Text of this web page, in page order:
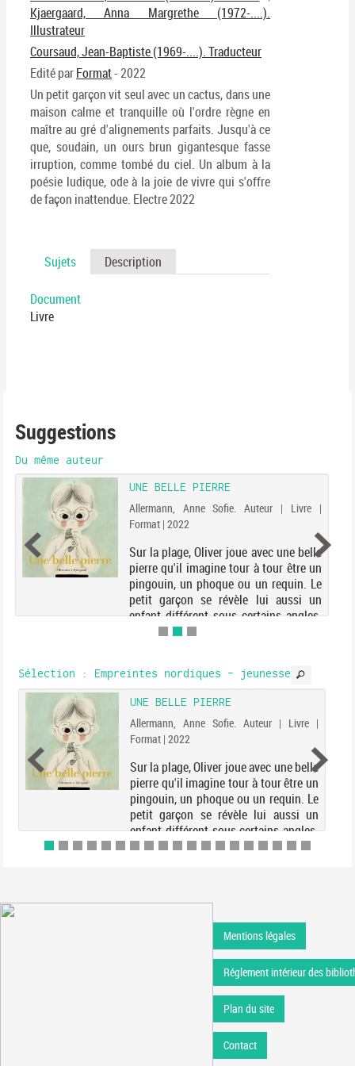
Kjaergaard, Anna Margrethe (1972-....).
Illustrateur
Coursaud, Jean-Baptiste (1969-....). Traducteur
Edité parFormat- 2022
Un petit garçon vit seul avec un cactus, dans une
maison calme et tranquille où l'ordre règne en
maître au gré d'alignements parfaits. Jusqu'à ce
que, soudain, un ours brun gigantesque fasse
irruption, comme tombé du ciel. Un album à la
poésie ludique, ode à la joie de vivre qui s'offre
de façon inattendue. Electre 2022
Sujets Description
Document
Livre
Suggestions
Du même auteur
UNE BELLE PIERRE
Allermann, Anne Sofie. Auteur | Livre |
Format | 2022
Sur la plage, Oliver joue avec une belle
pierre qu'il imagine tour à tour être un
pingouin, un phoque ou un requin. Le
petit garçon se révèle lui aussi un
enfant différent sous certains angles.
Un album qui raconte l'histoire d'un...
Sélection : Empreintes nordiques - jeunesse
UNE BELLE PIERRE
Allermann, Anne Sofie. Auteur | Livre |
Format | 2022
Sur la plage, Oliver joue avec une belle
pierre qu'il imagine tour à tour être un
pingouin, un phoque ou un requin. Le
petit garçon se révèle lui aussi un
enfant différent sous certains angles.
Un album qui raconte l'histoire d'un...
Mentions légales
Réglement intérieur des
Plan du site
Contact